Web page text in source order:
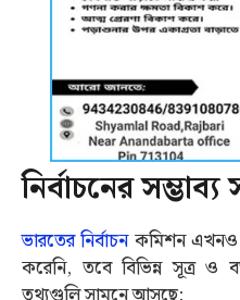
নির্বাচনের
ভারতের নির্বাচনকমিশন এখনও
করেনি, তবে বিভিন্ন সূত্র ও